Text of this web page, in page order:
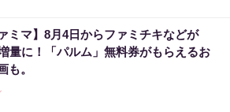
ァミマ】8月4日からファミチキなどが
量に！「パルム」無料券がもらえるお
も。